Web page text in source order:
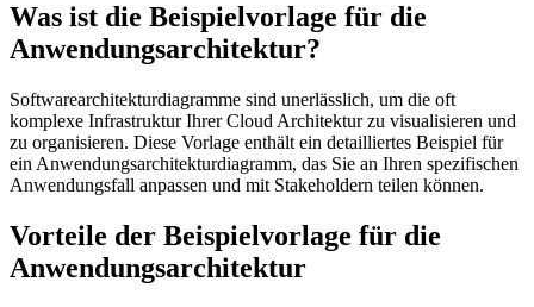
Was ist die Beispielvorlage für die
Anwendungsarchitektur?
Softwarearchitekturdiagramme sind unerlässlich, um die oft
komplexe Infrastruktur Ihrer Cloud Architektur zu visualisieren und
zu organisieren. Diese Vorlage enthält ein detailliertes Beispiel für
ein Anwendungsarchitekturdiagramm, das Sie an Ihren spezifischen
Anwendungsfall anpassen und mit Stakeholdern teilen können.
Vorteile der Beispielvorlage für die
Anwendungsarchitektur